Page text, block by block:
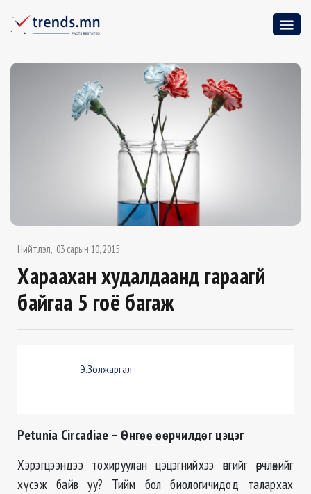
Нийтлэл 03 сарын 10, 2015
Хараахан худалдаанд гараагүй
байгаа 5 гоё багаж
Э.Золжаргал
Petunia Circadiaе – Өнгөө өөрчилдөг цэцэг
Хэрэгцээндээ тохируулан цэцэгнийхээ өнгийг өөрчлөхийг
хүсэж байв уу? Тийм бол биологичидод талархах